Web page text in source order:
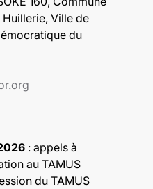
Ville de
du
: appels à
au TAMUS
du TAMUS